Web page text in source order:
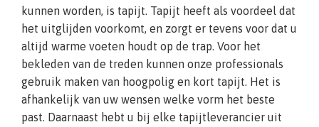
kunnen worden, is tapijt. Tapijt heeft als voordeel dat
het uitglijden voorkomt, en zorgt er tevens voor dat u
altijd warme voeten houdt op de trap. Voor het
bekleden van de treden kunnen onze professionals
gebruik maken van hoogpolig en kort tapijt. Het is
afhankelijk van uw wensen welke vorm het beste
past. Daarnaast hebt u bij elke tapijtleverancier uit